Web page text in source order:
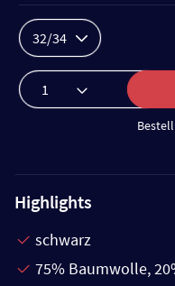
32/34
Highlights
schwarz
75% Baumwolle,